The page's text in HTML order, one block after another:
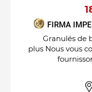
FIRMA
Granulés de
plus Nous vous